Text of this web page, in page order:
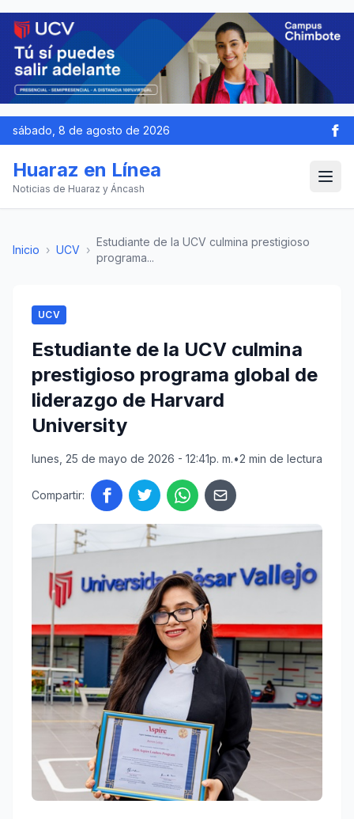
sábado, 8 de agosto de 2026
Huaraz en Línea
Noticias de Huaraz y Áncash
Inicio › UCV ›
Estudiante de la UCV culmina prestigioso
programa...
UCV
Estudiante de la UCV culmina
prestigioso programa global de
liderazgo de Harvard
University
lunes, 25 de mayo de 2026 - 12:41p. m.•2 min de lectura
Compartir: